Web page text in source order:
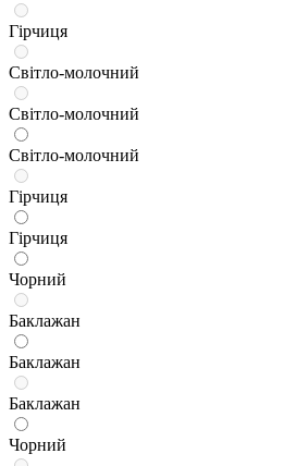
Гірчиця
Світло-молочний
Світло-молочний
Світло-молочний
Гірчиця
Гірчиця
Чорний
Баклажан
Баклажан
Баклажан
Чорний